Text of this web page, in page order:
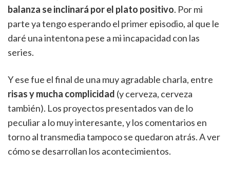
balanza se inclinará por el plato positivo. Por mi
parte ya tengo esperando el primer episodio, al que le
daré una intentona pese a mi incapacidad con las
series.
Y ese fue el final de una muy agradable charla, entre
risas y mucha complicidad (y cerveza, cerveza
también). Los proyectos presentados van de lo
peculiar a lo muy interesante, y los comentarios en
torno al transmedia tampoco se quedaron atrás. A ver
cómo se desarrollan los acontecimientos.